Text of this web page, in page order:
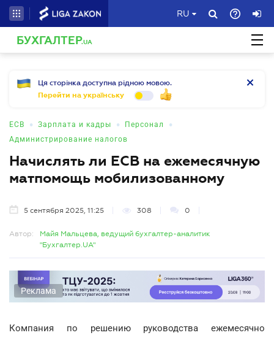
RU
БУХГАЛТЕР.UA
Ця сторінка доступна рідною мовою.
Перейти на українську
ЕСВ • Зарплата и кадры • Персонал •
Администрирование налогов
Начислять ли ЕСВ на ежемесячную
матпомощь мобилизованному
5 сентября 2025, 11:25 308 0
Автор:
Майя Мальцева, ведущий бухгалтер-аналитик
"Бухгалтер.UA"
Реклама
Компания по решению руководства ежемесячно